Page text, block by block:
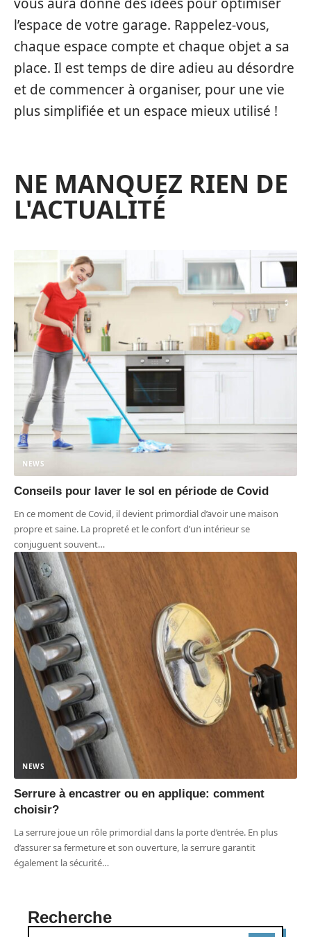
l’espace de votre garage. Rappelez-vous,
chaque espace compte et chaque objet a sa
place. Il est temps de dire adieu au désordre
et de commencer à organiser, pour une vie
plus simplifiée et un espace mieux utilisé !
NE MANQUEZ RIEN DE
L'ACTUALITÉ
NEWS
Conseils pour laver le sol en période de Covid
En ce moment de Covid, il devient primordial d’avoir une maison
propre et saine. La propreté et le confort d’un intérieur se
conjuguent souvent…
NEWS
Serrure à encastrer ou en applique: comment
choisir?
La serrure joue un rôle primordial dans la porte d’entrée. En plus
d’assurer sa fermeture et son ouverture, la serrure garantit
également la sécurité…
Recherche